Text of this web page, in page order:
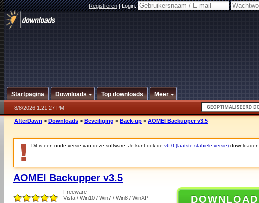
Registreren|Login:
Startpagina Downloads Top downloads Meer
8/8/2026 1:21:27 PM
AfterDawn > Downloads > Beveiliging > Back-up > AOMEI Backupper v3.5
Dit is een oude versie van deze software. Je kunt ook de v6.0 (laatste stabiele versie) downloaden.
AOMEI Backupper v3.5
Freeware
Vista / Win10 / Win7 / Win8 / WinXP
DOWNLOAD